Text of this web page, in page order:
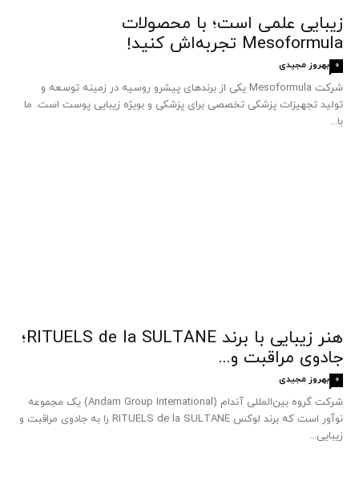
زیبایی علمی است؛ با محصولات
Mesoformula تجربه‌اش کنید!
بهروز مجیدی 0
شرکت Mesoformula یکی از برندهای پیشرو روسیه در زمینه توسعه و
تولید تجهیزات پزشکی تخصصی برای پزشکی و بویژه زیبایی پوست است. ما
با...
هنر زیبایی با برند RITUELS de la SULTANE؛
جادوی مراقبت و...
بهروز مجیدی 0
شرکت گروه بین‌المللی آندام (Andam Group International) یک مجموعه
نوآور است که برند لوکس RITUELS de la SULTANE را به جادوی مراقبت و
زیبایی...